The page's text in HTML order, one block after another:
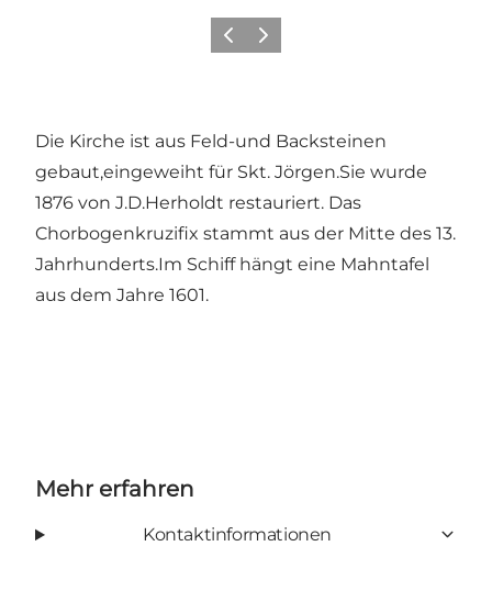
ZurückWeiter
Die Kirche ist aus Feld-und Backsteinen
gebaut,eingeweiht für Skt. Jörgen.Sie wurde
1876 von J.D.Herholdt restauriert. Das
Chorbogenkruzifix stammt aus der Mitte des 13.
Jahrhunderts.Im Schiff hängt eine Mahntafel
aus dem Jahre 1601.
Mehr erfahren
Kontaktinformationen